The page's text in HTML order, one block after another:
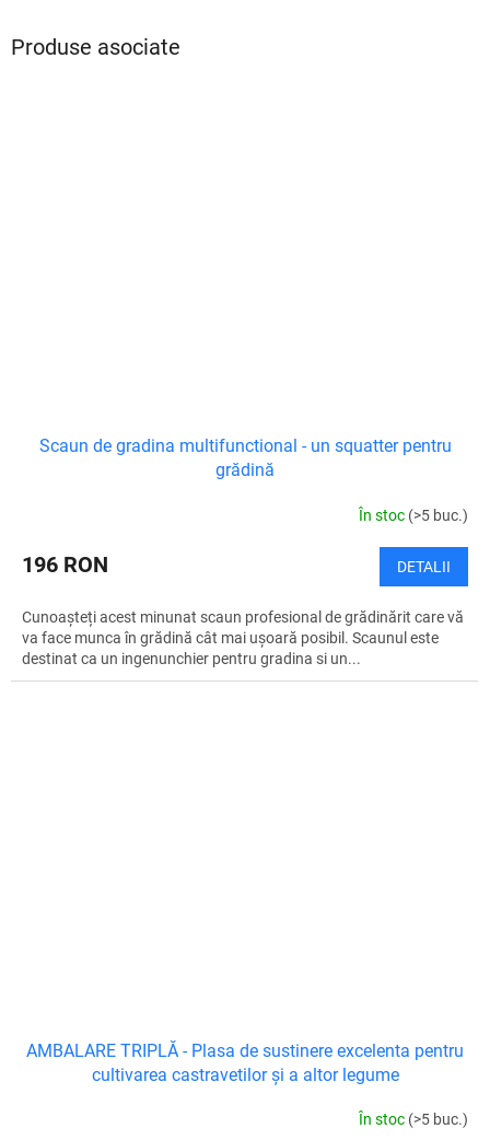
Produse asociate
Scaun de gradina multifunctional - un squatter pentru
grădină
În stoc (>5 buc.)
196 RON DETALII
Cunoașteți acest minunat scaun profesional de grădinărit care vă
va face munca în grădină cât mai ușoară posibil. Scaunul este
destinat ca un ingenunchier pentru gradina si un...
AMBALARE TRIPLĂ - Plasa de sustinere excelenta pentru
cultivarea castravetilor și a altor legume
În stoc (>5 buc.)